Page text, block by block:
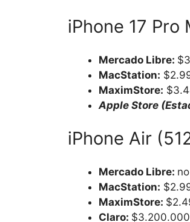
iPhone 17 Pro
Mercado Libre:
MacStation:
MaximStore:
Apple Store
iPhone Air
Mercado Libre:
MacStation:
MaximStore:
Claro: $3.200.000